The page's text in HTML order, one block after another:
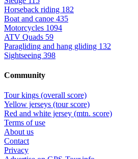
Horseback riding 182
Boat and canoe 435
Motorcycles 1094
ATV Quads 59
Paragliding and hang gliding 132
Sightseeing 398
Community
Tour kings (overall score)
Yellow jerseys (tour score)
Red and white jersey (mtn. score)
Terms of use
About us
Contact
Privacy